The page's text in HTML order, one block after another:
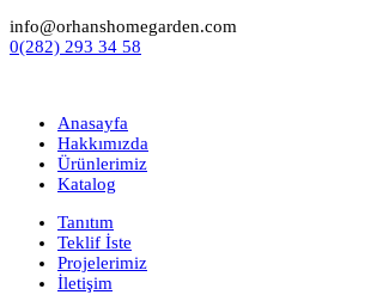
info@orhanshomegarden.com
0(282) 293 34 58
Anasayfa
Hakkımızda
Ürünlerimiz
Katalog
Tanıtım
Teklif İste
Projelerimiz
İletişim